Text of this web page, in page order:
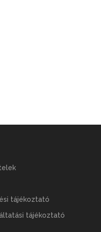
tájékoztató
tájékoztató